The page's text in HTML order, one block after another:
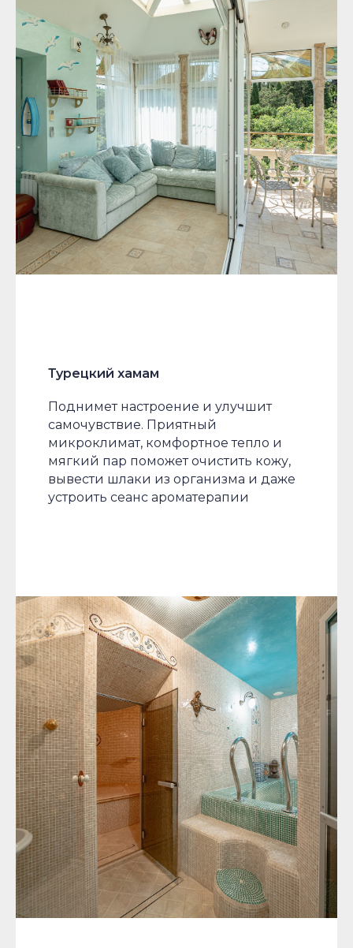
Турецкий хамам
Поднимет настроение и улучшит
самочувствие. Приятный
микроклимат, комфортное тепло и
мягкий пар поможет очистить кожу,
вывести шлаки из организма и даже
устроить сеанс ароматерапии